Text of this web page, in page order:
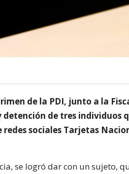
de la PDI, junto a la
de tres individuos
sociales Tarjetas
se logró dar con un sujeto,